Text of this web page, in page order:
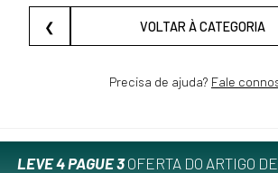
❮ VOLTAR À CATEGORIA
Precisa de ajuda? Fale
LEVE 4 PAGUE 3OFERTA DO ARTIGO